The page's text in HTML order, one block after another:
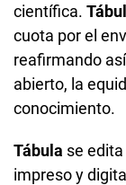
científica.
cuota por el
reafirmando
abierto, la
conocimiento.
Tábula se
impreso y